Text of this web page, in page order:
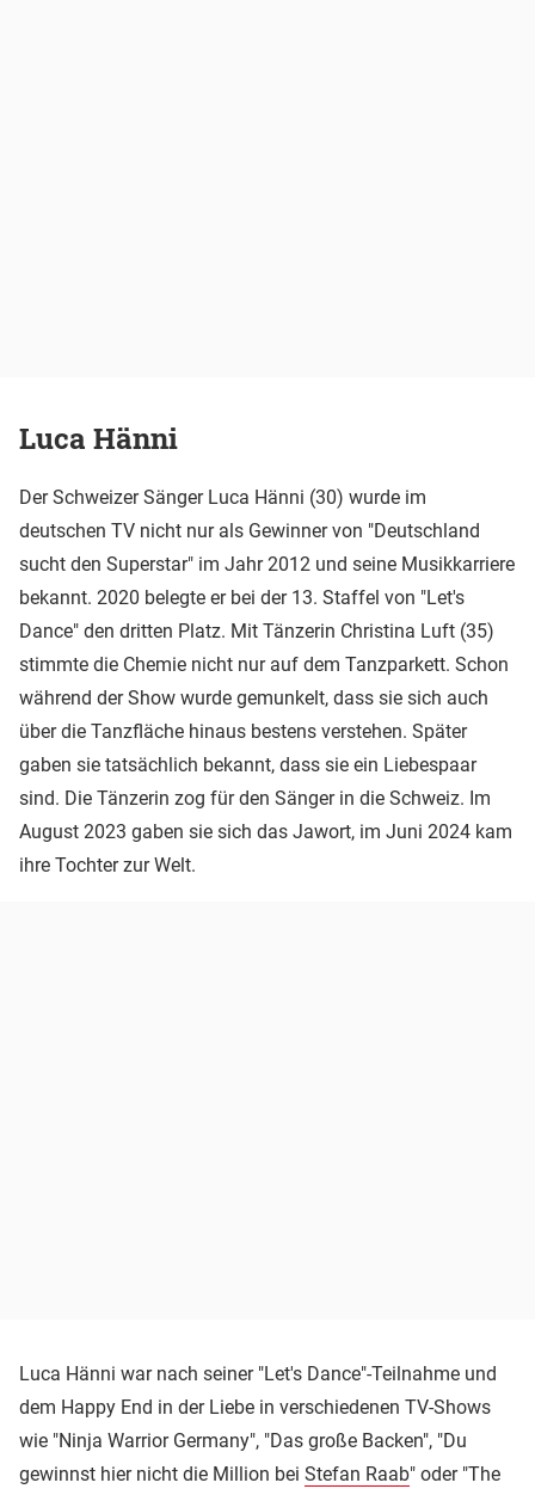
Luca Hänni
Der Schweizer Sänger Luca Hänni (30) wurde im
deutschen TV nicht nur als Gewinner von "Deutschland
sucht den Superstar" im Jahr 2012 und seine Musikkarriere
bekannt. 2020 belegte er bei der 13. Staffel von "Let's
Dance" den dritten Platz. Mit Tänzerin Christina Luft (35)
stimmte die Chemie nicht nur auf dem Tanzparkett. Schon
während der Show wurde gemunkelt, dass sie sich auch
über die Tanzfläche hinaus bestens verstehen. Später
gaben sie tatsächlich bekannt, dass sie ein Liebespaar
sind. Die Tänzerin zog für den Sänger in die Schweiz. Im
August 2023 gaben sie sich das Jawort, im Juni 2024 kam
ihre Tochter zur Welt.
Luca Hänni war nach seiner "Let's Dance"-Teilnahme und
dem Happy End in der Liebe in verschiedenen TV-Shows
wie "Ninja Warrior Germany", "Das große Backen", "Du
gewinnst hier nicht die Million bei Stefan Raab" oder "The